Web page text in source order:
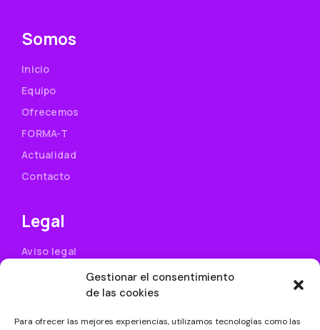
Gestionar el consentimiento
de las cookies
Para ofrecer las mejores experiencias, utilizamos tecnologías como las
Somos
Inicio
Equipo
Ofrecemos
FORMA-T
Actualidad
Contacto
Legal
Aviso legal
Política de privacidad
Uso de cookies
Condiciones generales de contratación